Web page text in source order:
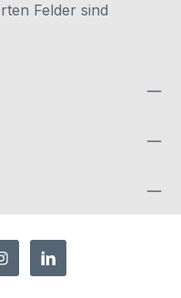
Felder sind